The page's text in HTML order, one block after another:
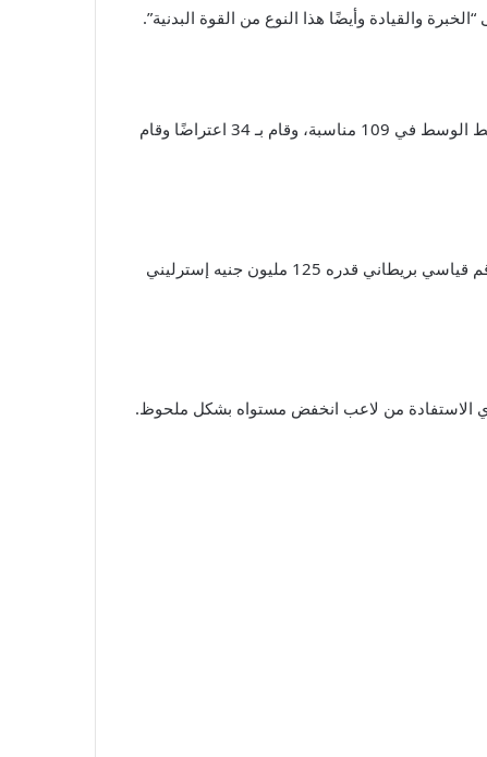
والقيادة وأيضًا هذا النوع من القوة البدنية”.
صفاته الفنية معروفة جيدًا، ولكن في موسم 2024-2025 – أفضل موسم له في الدوري مع نيوكاسل – استعاد الكرة بلا كلل في خط الوسط في 109 مناسبة، وقام بـ 34 اعتراضًا وقام
من الناحية المثالية، لا يرغب هاو في خسارة لاعبين مثل تونالي أو جوردون أو ألكسندر إيساك، الذين انضموا إلى ليفربول مقابل رقم قياسي بريطاني قدره 125 مليون جنيه إسترليني